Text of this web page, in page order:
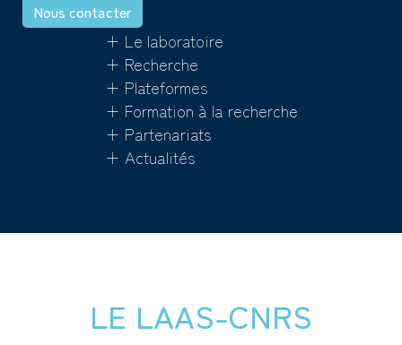
Nous contacter
+ Le laboratoire
+ Recherche
+ Plateformes
+ Formation à la recherche
+ Partenariats
+ Actualités
LE LAAS-CNRS